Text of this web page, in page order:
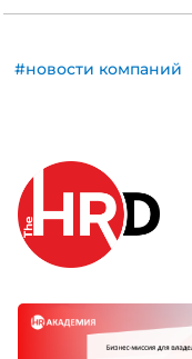
#новости компаний